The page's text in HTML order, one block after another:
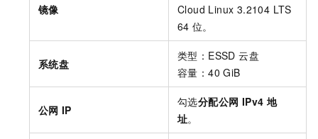
镜像
Cloud Linux 3.2104 LTS
64 位。
系统盘
类型：ESSD 云盘
容量：40 GiB
公网 IP
勾选分配公网 IPv4 地
址。